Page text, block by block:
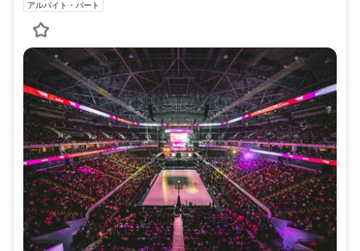
アルバイト・パート